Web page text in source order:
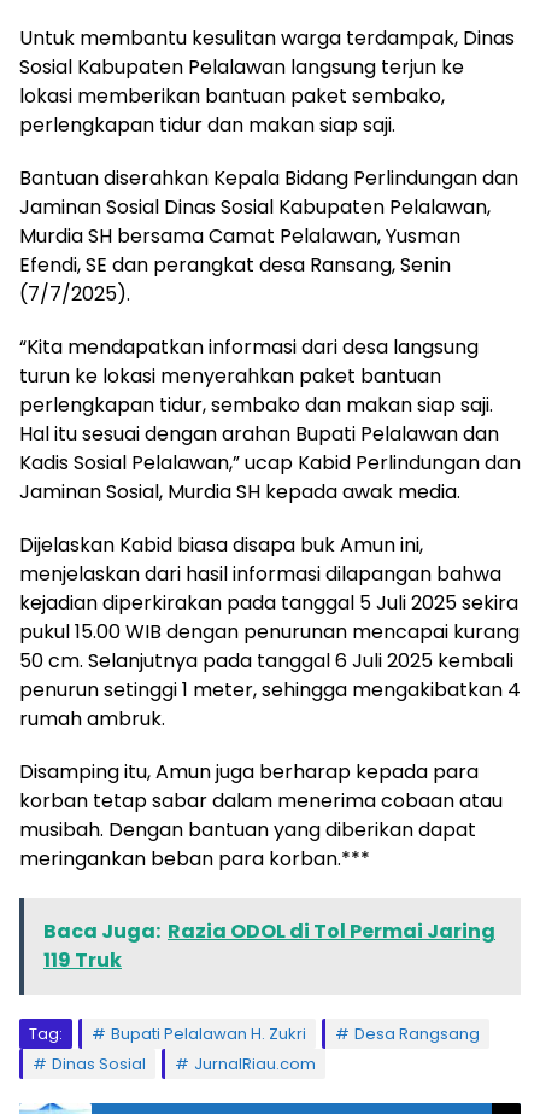
Untuk membantu kesulitan warga terdampak, Dinas
Sosial Kabupaten Pelalawan langsung terjun ke
lokasi memberikan bantuan paket sembako,
perlengkapan tidur dan makan siap saji.
Bantuan diserahkan Kepala Bidang Perlindungan dan
Jaminan Sosial Dinas Sosial Kabupaten Pelalawan,
Murdia SH bersama Camat Pelalawan, Yusman
Efendi, SE dan perangkat desa Ransang, Senin
(7/7/2025).
“Kita mendapatkan informasi dari desa langsung
turun ke lokasi menyerahkan paket bantuan
perlengkapan tidur, sembako dan makan siap saji.
Hal itu sesuai dengan arahan Bupati Pelalawan dan
Kadis Sosial Pelalawan,” ucap Kabid Perlindungan dan
Jaminan Sosial, Murdia SH kepada awak media.
Dijelaskan Kabid biasa disapa buk Amun ini,
menjelaskan dari hasil informasi dilapangan bahwa
kejadian diperkirakan pada tanggal 5 Juli 2025 sekira
pukul 15.00 WIB dengan penurunan mencapai kurang
50 cm. Selanjutnya pada tanggal 6 Juli 2025 kembali
penurun setinggi 1 meter, sehingga mengakibatkan 4
rumah ambruk.
Disamping itu, Amun juga berharap kepada para
korban tetap sabar dalam menerima cobaan atau
musibah. Dengan bantuan yang diberikan dapat
meringankan beban para korban.***
Baca Juga: Razia ODOL di Tol Permai Jaring
119 Truk
Tag: Bupati Pelalawan H. Zukri
Desa Rangsang
Dinas Sosial
JurnalRiau.com